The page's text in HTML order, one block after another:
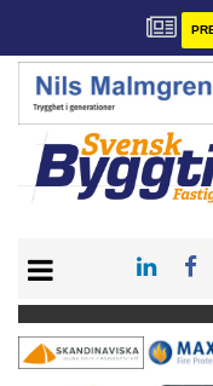
PRENUMERERA
VÅRA ANDRA